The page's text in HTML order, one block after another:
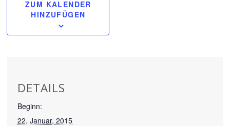
ZUM KALENDER
HINZUFÜGEN
DETAILS
Beginn:
22. Januar, 2015